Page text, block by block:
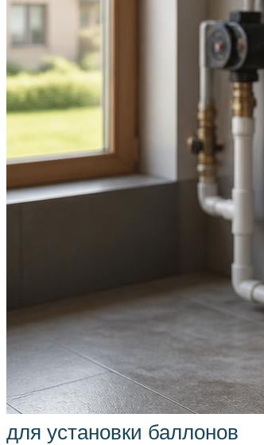
для установки баллонов